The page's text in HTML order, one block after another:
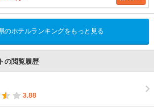
のホテルランキングをもっと見る
の閲覧履歴
3.88